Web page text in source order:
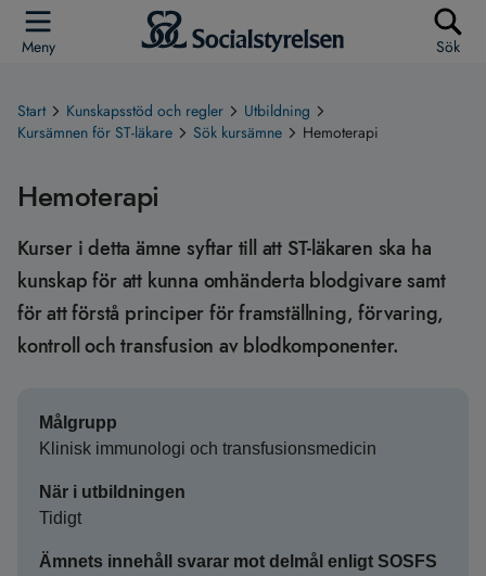
Meny Sök
Start Kunskapsstöd och regler
Utbildning
Kursämnen för ST-läkare
Sök kursämne Hemoterapi
Hemoterapi
Kurser i detta ämne syftar till att ST-läkaren ska ha
kunskap för att kunna omhänderta blodgivare samt
för att förstå principer för framställning, förvaring,
kontroll och transfusion av blodkomponenter.
Målgrupp
Klinisk immunologi och transfusionsmedicin
När i utbildningen
Tidigt
Ämnets innehåll svarar mot delmål enligt SOSFS